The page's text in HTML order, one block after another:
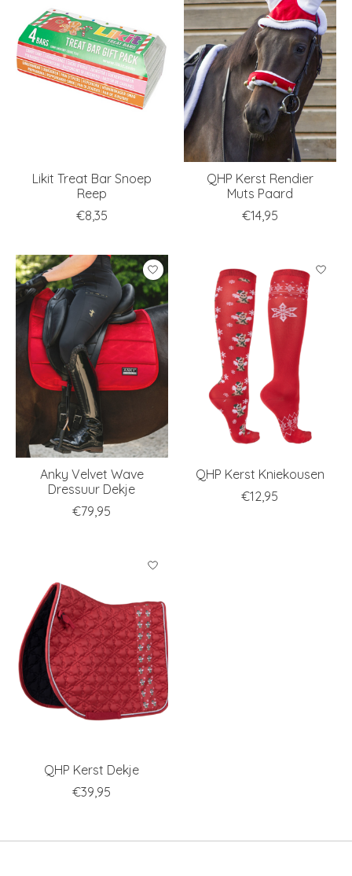
Likit Treat Bar Snoep
Reep
€8,35
QHP Kerst Rendier
Muts Paard
€14,95
Anky Velvet Wave
Dressuur Dekje
€79,95
QHP Kerst Kniekousen
€12,95
QHP Kerst Dekje
€39,95